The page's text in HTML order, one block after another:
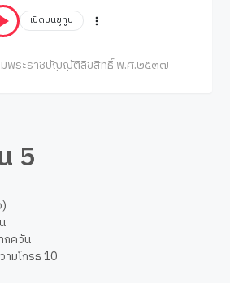
เปิดบนยูทูป
มพระราชบัญญัติลิขสิทธิ์ พ.ศ.๒๕๓๗
5
กควัน
มโกรธ 10